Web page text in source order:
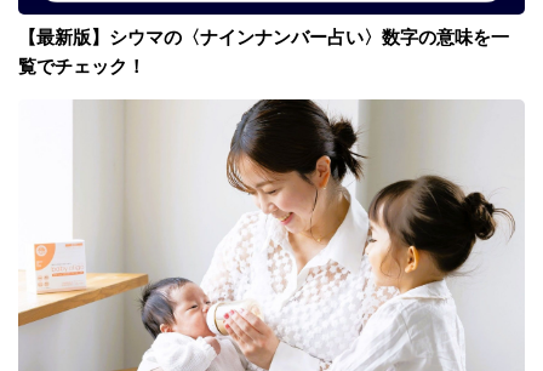
【最新版】シウマの〈ナインナンバー占い〉数字の意味を一
覧でチェック！